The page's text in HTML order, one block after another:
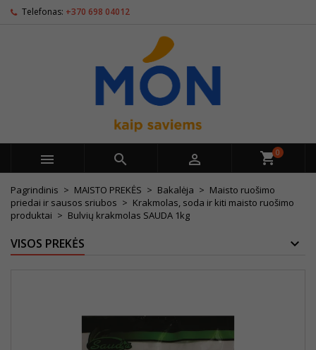
Telefonas: +370 698 04012
   0
Pagrindinis MAISTO PREKĖS Bakalėja
Maisto ruošimo
priedai ir sausos sriubos
Krakmolas, soda ir kiti maisto ruošimo
produktai
Bulvių krakmolas SAUDA 1kg
VISOS PREKĖS